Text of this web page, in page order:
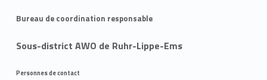
Bureau de coordination responsable
Sous-district AWO de Ruhr-Lippe-Ems
Personnes de contact